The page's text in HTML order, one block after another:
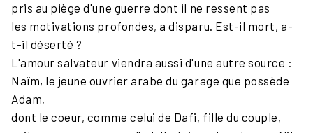
pris au piège d'une guerre dont il ne ressent pas
les motivations profondes, a disparu. Est-il mort, a-
t-il déserté ?
L'amour salvateur viendra aussi d'une autre source :
Naïm, le jeune ouvrier arabe du garage que possède
Adam,
dont le coeur, comme celui de Dafi, fille du couple,